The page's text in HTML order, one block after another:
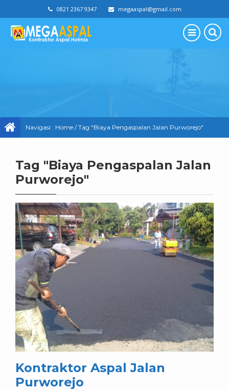
0821 2367 9347 megaaspal@gmail.com
Navigasi : Home /Tag "Biaya Pengaspalan Jalan Purworejo"
Tag "Biaya Pengaspalan Jalan
Purworejo"
Kontraktor Aspal Jalan
Purworejo